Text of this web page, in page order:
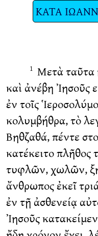
ΚΑΤΑ
1 Μετὰ ταῦτα
καὶ ἀνέβη Ἰησοῦς
ἐν τοῖς
κολυμβήθρα, τὸ
Βηθζαθά, πέντε
κατέκειτο
τυφλῶν, χωλῶν,
ἄνθρωπος ἐκεῖ
ἐν τῇ ἀσθενείᾳ
Ἰησοῦς